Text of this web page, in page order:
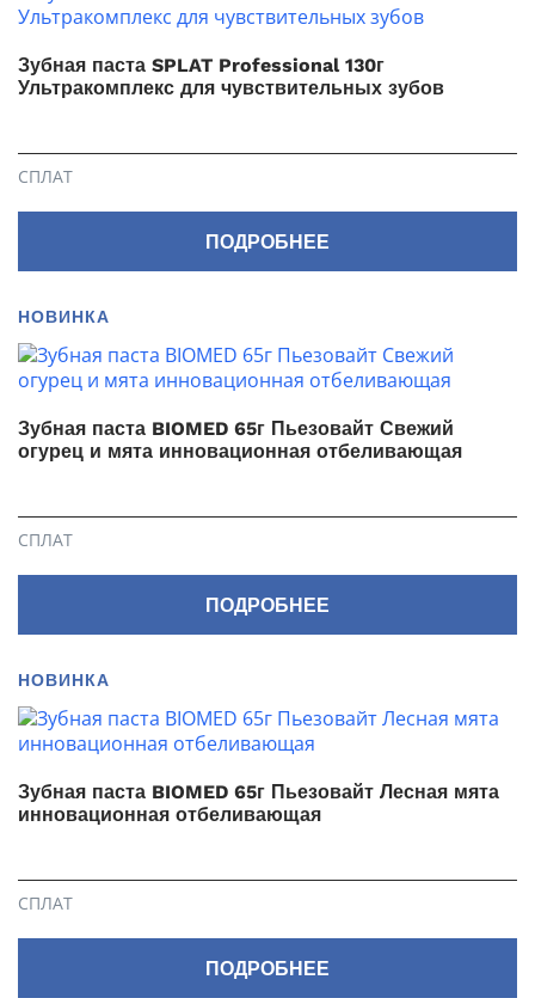
Зубная паста SPLAT Professional 130г
Ультракомплекс для чувствительных зубов
СПЛАТ
ПОДРОБНЕЕ
НОВИНКА
Зубная паста BIOMED 65г Пьезовайт Свежий
огурец и мята инновационная отбеливающая
СПЛАТ
ПОДРОБНЕЕ
НОВИНКА
Зубная паста BIOMED 65г Пьезовайт Лесная мята
инновационная отбеливающая
СПЛАТ
ПОДРОБНЕЕ